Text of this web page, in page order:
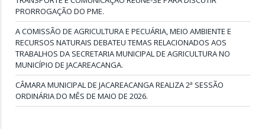
PRORROGAÇÃO DO PME.
A COMISSÃO DE AGRICULTURA E PECUÁRIA, MEIO AMBIENTE E
RECURSOS NATURAIS DEBATEU TEMAS RELACIONADOS AOS
TRABALHOS DA SECRETARIA MUNICIPAL DE AGRICULTURA NO
MUNICÍPIO DE JACAREACANGA.
CÂMARA MUNICIPAL DE JACAREACANGA REALIZA 2ª SESSÃO
ORDINÁRIA DO MÊS DE MAIO DE 2026.